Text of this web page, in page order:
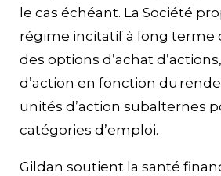
le cas échéant. La Société
régime incitatif à long terme
des options d’achat
d’action en fonction du
unités d’action subalternes
catégories d’emploi.
Gildan soutient la santé